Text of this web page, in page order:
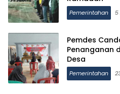
Pemerintahan 5
Pemdes
Penanganan
Desa
Pemerintahan